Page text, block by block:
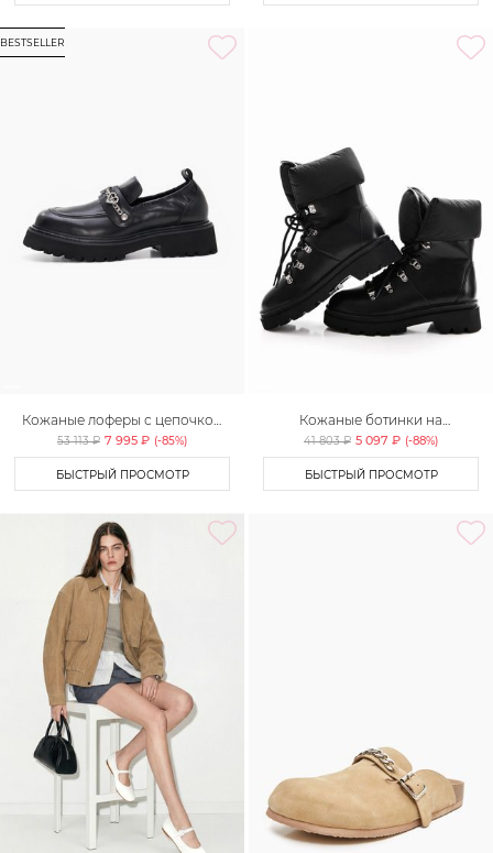
BESTSELLER
Кожаные лоферы с цепочкой
Lera Nena
53 113 ₽ 7 995 ₽ (-85%)
БЫСТРЫЙ ПРОСМОТР
Кожаные ботинки на
платформе Lera Nena
41 803 ₽ 5 097 ₽ (-88%)
БЫСТРЫЙ ПРОСМОТР